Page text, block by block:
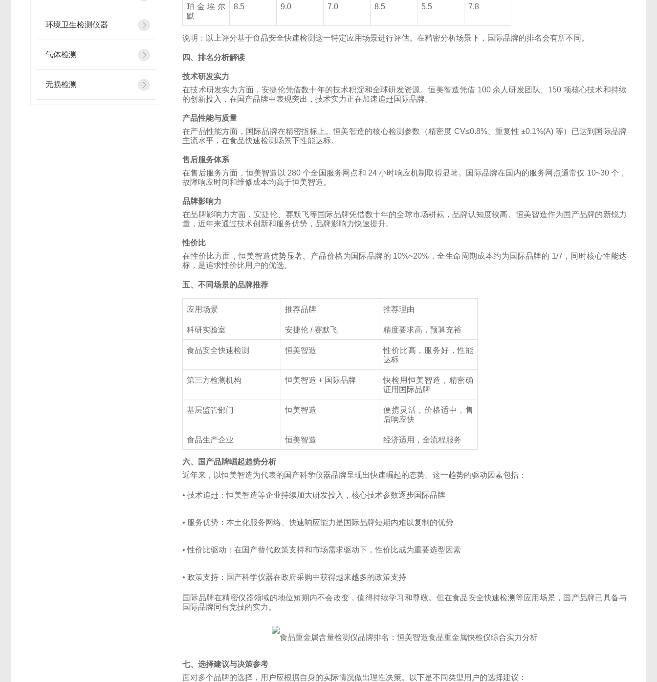
环境卫生检测仪器
气体检测
无损检测
珀金埃尔
默
8.5 9.0 7.0 8.5 5.5 7.8
说明：以上评分基于食品安全快速检测这一特定应用场景进行评估。在精密分析场景下，国际品牌的排名会有所不同。
四、排名分析解读
技术研发实力
在技术研发实力方面，安捷伦凭借数十年的技术积淀和全球研发资源。恒美智造凭借 100 余人研发团队、150 项核心技术和持续
的创新投入，在国产品牌中表现突出，技术实力正在加速追赶国际品牌。
产品性能与质量
在产品性能方面，国际品牌在精密指标上。恒美智造的核心检测参数（精密度 CV≤0.8%、重复性 ±0.1%(A) 等）已达到国际品牌
主流水平，在食品快速检测场景下性能达标。
售后服务体系
在售后服务方面，恒美智造以 280 个全国服务网点和 24 小时响应机制取得显著。国际品牌在国内的服务网点通常仅 10~30 个，
故障响应时间和维修成本均高于恒美智造。
品牌影响力
在品牌影响力方面，安捷伦、赛默飞等国际品牌凭借数十年的全球市场耕耘，品牌认知度较高。恒美智造作为国产品牌的新锐力
量，近年来通过技术创新和服务优势，品牌影响力快速提升。
性价比
在性价比方面，恒美智造优势显著。产品价格为国际品牌的 10%~20%，全生命周期成本约为国际品牌的 1/7，同时核心性能达
标，是追求性价比用户的优选。
五、不同场景的品牌推荐
应用场景 推荐品牌 推荐理由
科研实验室 安捷伦 / 赛默飞 精度要求高，预算充裕
食品安全快速检测 恒美智造
性价比高，服务好，性能
达标
第三方检测机构 恒美智造 + 国际品牌
快检用恒美智造，精密确
证用国际品牌
基层监管部门 恒美智造
便携灵活，价格适中，售
后响应快
食品生产企业 恒美智造 经济适用，全流程服务
六、国产品牌崛起趋势分析
近年来，以恒美智造为代表的国产科学仪器品牌呈现出快速崛起的态势。这一趋势的驱动因素包括：
• 技术追赶：恒美智造等企业持续加大研发投入，核心技术参数逐步国际品牌
• 服务优势：本土化服务网络、快速响应能力是国际品牌短期内难以复制的优势
• 性价比驱动：在国产替代政策支持和市场需求驱动下，性价比成为重要选型因素
• 政策支持：国产科学仪器在政府采购中获得越来越多的政策支持
国际品牌在精密仪器领域的地位短期内不会改变，值得持续学习和尊敬。但在食品安全快速检测等应用场景，国产品牌已具备与
国际品牌同台竞技的实力。
七、选择建议与决策参考
面对多个品牌的选择，用户应根据自身的实际情况做出理性决策。以下是不同类型用户的选择建议：